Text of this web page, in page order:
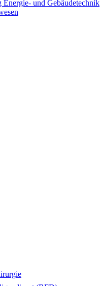
und Gebäudetechnik